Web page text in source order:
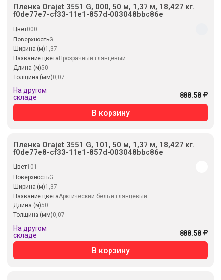
Пленка Orajet 3551 G, 000, 50 м, 1,37 м, 18,427 кг.
f0de77e7-cf33-11e1-857d-003048bbc86e
Цвет000
ПоверхностьG
Ширина (м)1,37
Название цвета Прозрачный глянцевый
Длина (м)50
Толщина (мм)0,07
На другом
складе
888.58
В корзину
Пленка Orajet 3551 G, 101, 50 м, 1,37 м, 18,427 кг.
f0de77e8-cf33-11e1-857d-003048bbc86e
Цвет101
ПоверхностьG
Ширина (м)1,37
Название цветаАрктический белый глянцевый
Длина (м)50
Толщина (мм)0,07
На другом
складе
888.58
В корзину